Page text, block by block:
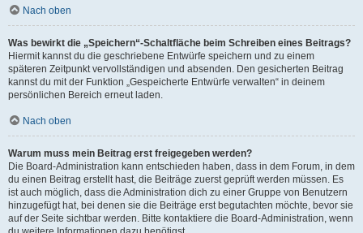
Nach oben
Was bewirkt die „Speichern“-Schaltfläche beim Schreiben eines Beitrags?
Hiermit kannst du die geschriebene Entwürfe speichern und zu einem
späteren Zeitpunkt vervollständigen und absenden. Den gesicherten Beitrag
kannst du mit der Funktion „Gespeicherte Entwürfe verwalten“ in deinem
persönlichen Bereich erneut laden.
Nach oben
Warum muss mein Beitrag erst freigegeben werden?
Die Board-Administration kann entschieden haben, dass in dem Forum, in dem
du einen Beitrag erstellt hast, die Beiträge zuerst geprüft werden müssen. Es
ist auch möglich, dass die Administration dich zu einer Gruppe von Benutzern
hinzugefügt hat, bei denen sie die Beiträge erst begutachten möchte, bevor sie
auf der Seite sichtbar werden. Bitte kontaktiere die Board-Administration, wenn